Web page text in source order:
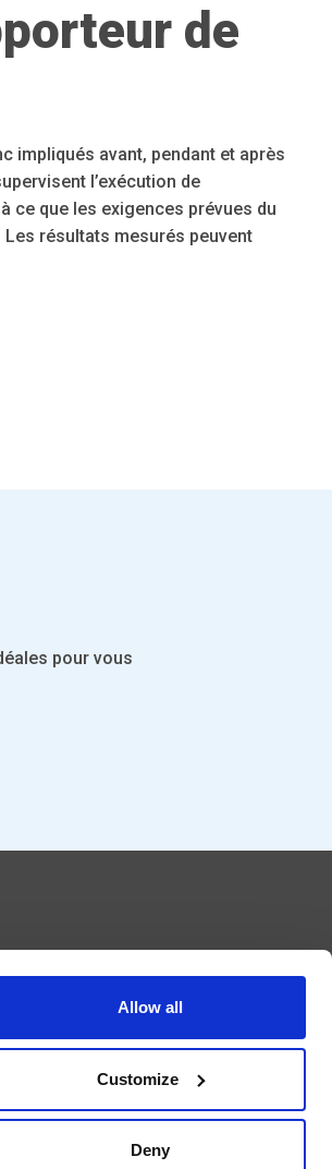
Allow all
Customize
Deny
de
impliqués avant, pendant et après
l’exécution de
ce que les exigences prévues du
résultats mesurés peuvent
pour vous
Verzend
om mijn gegevens te bewaren en
in onzeprivacy statement